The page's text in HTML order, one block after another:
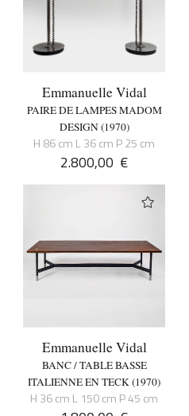
Emmanuelle Vidal
PAIRE DE LAMPES MADOM
DESIGN (1970)
H 86 cm L 36 cm P 25 cm
2.800,00 €
Emmanuelle Vidal
BANC / TABLE BASSE
ITALIENNE EN TECK (1970)
H 36 cm L 150 cm P 45 cm